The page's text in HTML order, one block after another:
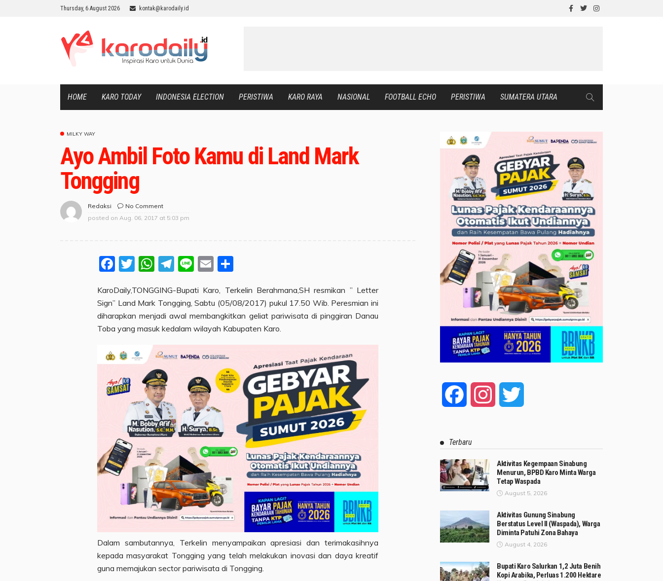
Thursday, 6 August 2026 kontak@karodaily.id
HOME KARO TODAY INDONESIA ELECTION PERISTIWA KARO RAYA NASIONAL FOOTBALL ECHO PERISTIWA SUMATERA UTARA
MILKY WAY
Ayo Ambil Foto Kamu di Land Mark
Tongging
Redaksi
No Comment
posted on Aug. 06, 2017 at 5:03 pm
Facebook
Twitter
WhatsApp
Telegram
LineEmail
KaroDaily,TONGGING-Bupati Karo, Terkelin Berahmana,SH resmikan ” Letter
Sign” Land Mark Tongging, Sabtu (05/08/2017) pukul 17.50 Wib. Peresmian ini
diharapkan menjadi awal membangkitkan geliat pariwisata di pinggiran Danau
Toba yang masuk kedalam wilayah Kabupaten Karo.
Dalam sambutannya, Terkelin menyampaikan apresiasi dan terimakasihnya
kepada masyarakat Tongging yang telah melakukan inovasi dan daya kreatif
guna memajukan sector pariwisata di Tongging.
Facebook Instagram
Terbaru
Aktivitas Kegempaan Sinabung
Menurun, BPBD Karo Minta Warga
Tetap Waspada
August 5, 2026
Aktivitas Gunung Sinabung
Berstatus Level II (Waspada), Warga
Diminta Patuhi Zona Bahaya
August 4, 2026
Bupati Karo Salurkan 1,2 Juta Benih
Kopi Arabika, Perluas 1.200 Hektare